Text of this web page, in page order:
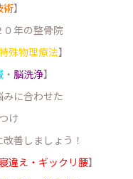
術】
年の整骨院
殊物理療法】
・ 脳洗浄】
に合わせた
け
善しましょう！
違え・ギックリ腰】